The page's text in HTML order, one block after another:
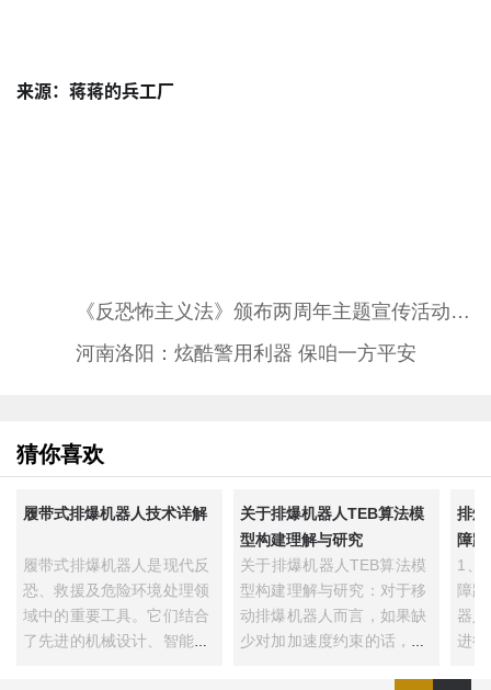
来源：蒋蒋的兵工厂
《反恐怖主义法》颁布两周年主题宣传活动在福州举办
河南洛阳：炫酷警用利器 保咱一方平安
猜你喜欢
履带式排爆机器人技术详解
履带式排爆机器人是现代反
恐、救援及危险环境处理领
域中的重要工具。它们结合
了先进的机械设计、智能感
关于排爆机器人TEB算法模
型构建理解与研究
关于排爆机器人TEB算法模
型构建理解与研究：对于移
动排爆机器人而言，如果缺
少对加加速度约束的话，那
排
障
1、
障
器
进